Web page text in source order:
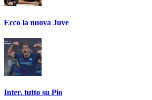
Ecco la nuova Juve
Inter, tutto su Pio